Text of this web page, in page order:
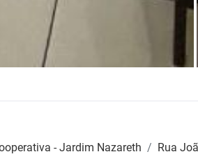
- Jardim Nazareth Rua